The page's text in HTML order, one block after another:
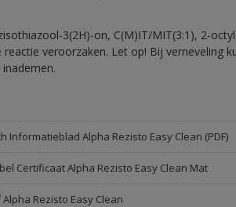
3(2H)-on, C(M)IT/MIT(3:1), 2-
reactie veroorzaken. Let op! Bij verneveling
Informatieblad Alpha Rezisto Easy Clean (PDF)
Certificaat Alpha Rezisto Easy Clean Mat
Alpha Rezisto Easy Clean